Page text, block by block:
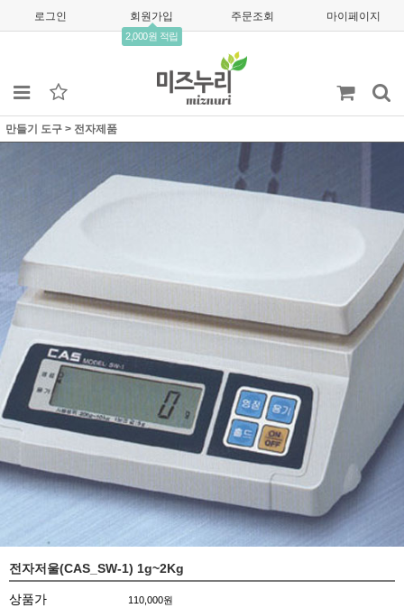
로그인 회원가입
2,000원 적립
주문조회 마이페이지
만들기 도구 > 전자제품
전자저울(CAS_SW-1) 1g~2Kg
상품가 110,000원